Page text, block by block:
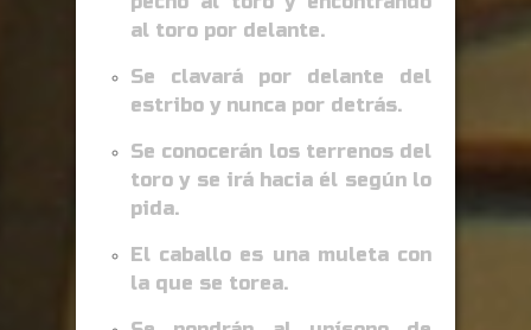
al toro por delante.
Se clavará por delante del
estribo y nunca por detrás.
Se conocerán los terrenos del
toro y se irá hacia él según lo
pida.
El caballo es una muleta con
la que se torea.